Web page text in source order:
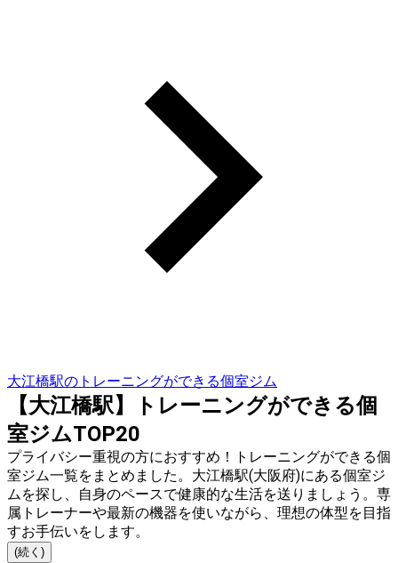
大江橋駅のトレーニングができる個室ジム
【大江橋駅】トレーニングができる個
室ジムTOP20
プライバシー重視の方におすすめ！トレーニングができる個
室ジム一覧をまとめました。大江橋駅(大阪府)にある個室ジ
ムを探し、自身のペースで健康的な生活を送りましょう。専
属トレーナーや最新の機器を使いながら、理想の体型を目指
すお手伝いをします。
(続く)